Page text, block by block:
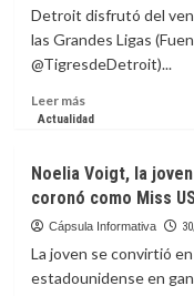
convierte
en
séptimo
venezolano
iglesia
católica
Detroit disfrutó del
las Grandes Ligas
@TigresdeDetroit)...
Leer másLeer
más
Tigres
de
Detroit
a
Actualidad
Noelia Voigt, la
coronó como Miss
Cápsula Informativa
La joven se convirtió
estadounidense en